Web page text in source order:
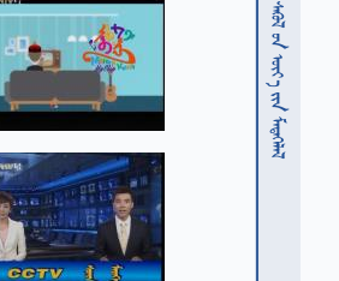
  